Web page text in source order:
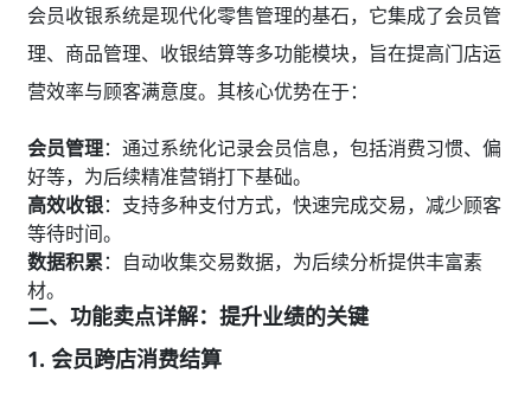
会员收银系统是现代化零售管理的基石，它集成了会员管
理、商品管理、收银结算等多功能模块，旨在提高门店运
营效率与顾客满意度。其核心优势在于：
会员管理：通过系统化记录会员信息，包括消费习惯、偏
好等，为后续精准营销打下基础。
高效收银：支持多种支付方式，快速完成交易，减少顾客
等待时间。
数据积累：自动收集交易数据，为后续分析提供丰富素
材。
二、功能卖点详解：提升业绩的关键
1. 会员跨店消费结算